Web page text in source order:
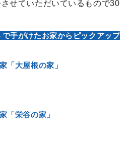
せていただいているもので30
手がけたお家からピックアップ
「大屋根の家」
「栄谷の家」